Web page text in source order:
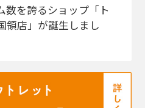
数を誇るショップ「ト
領店」が誕生しまし